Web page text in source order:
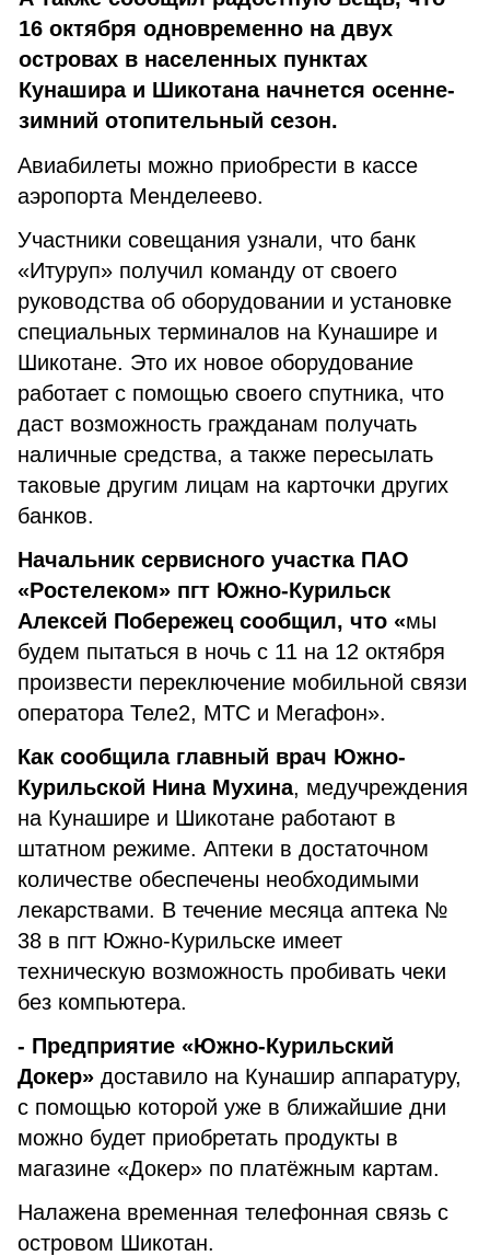
16 октября одновременно на двух
островах в населенных пунктах
Кунашира и Шикотана начнется осенне-
зимний отопительный сезон.
Авиабилеты можно приобрести в кассе
аэропорта Менделеево.
Участники совещания узнали, что банк
«Итуруп» получил команду от своего
руководства об оборудовании и установке
специальных терминалов на Кунашире и
Шикотане. Это их новое оборудование
работает с помощью своего спутника, что
даст возможность гражданам получать
наличные средства, а также пересылать
таковые другим лицам на карточки других
банков.
Начальник сервисного участка ПАО
«Ростелеком» пгт Южно-Курильск
Алексей Побережец сообщил, что «мы
будем пытаться в ночь с 11 на 12 октября
произвести переключение мобильной связи
оператора Теле2, МТС и Мегафон».
Как сообщила главный врач Южно-
Курильской Нина Мухина, медучреждения
на Кунашире и Шикотане работают в
штатном режиме. Аптеки в достаточном
количестве обеспечены необходимыми
лекарствами. В течение месяца аптека №
38 в пгт Южно-Курильске имеет
техническую возможность пробивать чеки
без компьютера.
- Предприятие «Южно-Курильский
Докер» доставило на Кунашир аппаратуру,
с помощью которой уже в ближайшие дни
можно будет приобретать продукты в
магазине «Докер» по платёжным картам.
Налажена временная телефонная связь с
островом Шикотан.